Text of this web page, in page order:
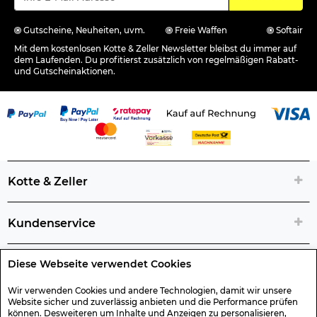
Diese Webseite verwendet Cookies
Wir verwenden Cookies und andere Technologien, damit wir unsere
Website sicher und zuverlässig anbieten und die Performance prüfen
können. Desweiteren um Inhalte und Anzeigen zu personalisieren,
Verantwortliche Person für die EU
Gutscheine, Neuheiten, uvm. Freie Waffen
Softair
Mit dem kostenlosen Kotte & Zeller Newsletter bleibst du immer auf
dem Laufenden. Du profitierst zusätzlich von regelmäßigen Rabatt-
und Gutscheinaktionen.
Kotte & Zeller
Kundenservice
Rechtliche Artikelinfos
Geschenk-Gutscheine